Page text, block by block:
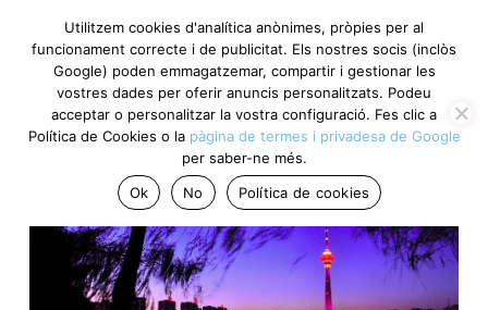
Utilitzem cookies d'analítica anònimes, pròpies per al
funcionament correcte i de publicitat. Els nostres socis (inclòs
Google) poden emmagatzemar, compartir i gestionar les
vostres dades per oferir anuncis personalitzats. Podeu
acceptar o personalitzar la vostra configuració. Fes clic a
Política de Cookies o la pàgina de termes i privadesa de Google
per saber-ne més.
Ok
No Política de cookies